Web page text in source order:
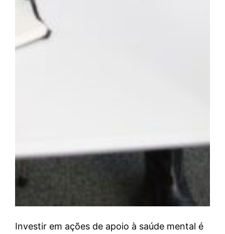
Investir em ações de apoio à saúde mental é